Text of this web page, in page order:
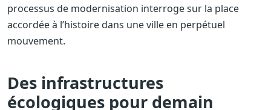
processus de modernisation interroge sur la place
accordée à l’histoire dans une ville en perpétuel
mouvement.
Des infrastructures
écologiques pour demain